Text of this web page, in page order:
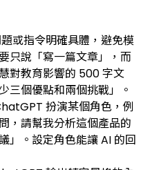
或指令明確具體，避免模
只說「寫一篇文章」，而
對教育影響的 500 字文
三個優點和兩個挑戰」。
扮演某個角色，例
，請幫我分析這個產品的
」。設定角色能讓 AI 的回